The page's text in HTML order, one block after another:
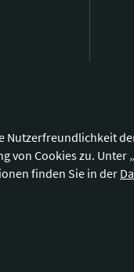
Nutzerfreundlichkeit
von Cookies zu. Unter
finden Sie in der